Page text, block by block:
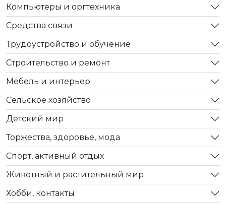
Компьютеры и оргтехника
Средства связи
Трудоустройство и обучение
Строительство и ремонт
Мебель и интерьер
Сельское хозяйство
Детский мир
Торжества, здоровье, мода
Спорт, активный отдых
Животный и растительный мир
Хобби, контакты